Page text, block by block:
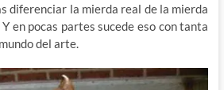
diferenciar la mierda real de la mierda
en pocas partes sucede eso con tanta
del arte.